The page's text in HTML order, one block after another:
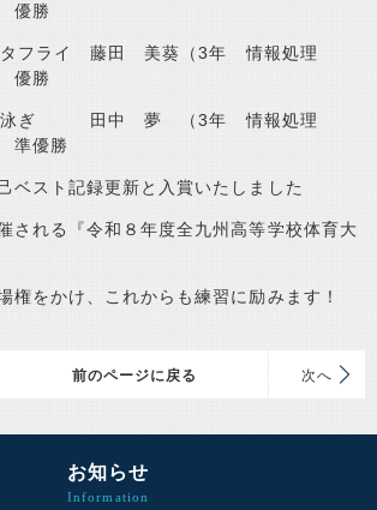
優勝
イ 藤田 美葵（3年 情報処理
優勝
田中 夢 （3年 情報処理
準優勝
ベスト記録更新と入賞いたしました
される『令和８年度全九州高等学校体育大
権をかけ、これからも練習に励みます！
前のページに戻る 次
お知らせ